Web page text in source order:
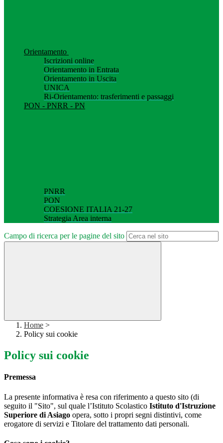
Orientamento
Iscrizioni online
Orientamento in Entrata
Orientamento in Uscita
UNICA
Ri-Orientamento: trasferimenti e passaggi
PON - PNRR - PN
PNRR
PON
COESIONE ITALIA 21-27
Strategia Area interna
Campo di ricerca per le pagine del sito
Home >
Policy sui cookie
Policy sui cookie
Premessa
La presente informativa è resa con riferimento a questo sito (di
seguito il "Sito", sul quale l’Istituto Scolastico Istituto d'Istruzione
Superiore di Asiago opera, sotto i propri segni distintivi, come
erogatore di servizi e Titolare del trattamento dati personali.